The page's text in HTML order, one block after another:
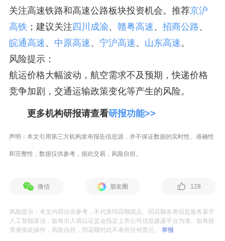
关注高速铁路和高速公路板块投资机会。推荐京沪
高铁；建议关注 四川成渝、 赣粤高速 、 招商公路、
皖通高速 、 中原高速 、 宁沪高速 、 山东高速。
风险提示：
航运价格大幅波动，航空需求不及预期，快递价格
竞争加剧，交通运输政策变化等产生的风险。
更多机构研报请查看研报功能>>
声明：本文引用第三方机构发布报告信息源，并不保证数据的实时性、准确性
和完整性，数据仅供参考，据此交易，风险自担。
微信 朋友圈 128
风险提示：本文内容仅供参考，不代表同花顺观点。同花顺各类信息服务基于
人工智能算法，如有出入请以证监会指定上市公司信息披露平台为准。如有投
资者据此操作，风险自担，同花顺对此不承担任何责任。举报